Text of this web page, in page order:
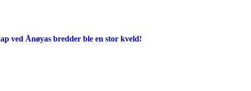
ved Ånøyas bredder ble en stor kveld!